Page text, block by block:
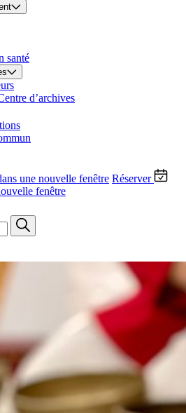
santé
d’archives
une nouvelle fenêtre Réserver
fenêtre